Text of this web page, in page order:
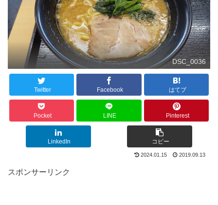
DSC_0036
Twitter Facebook はてブ
Pocket LINE Pinterest
LinkedIn コピー
2024.01.15 2019.09.13
スポンサーリンク